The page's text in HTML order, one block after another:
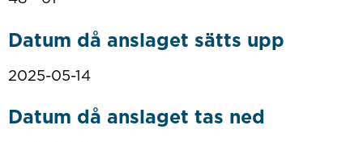
Datum då anslaget sätts upp
2025-05-14
Datum då anslaget tas ned